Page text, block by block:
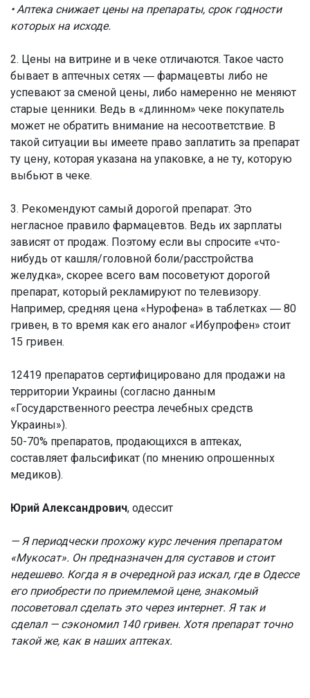
• Аптека снижает цены на препараты, срок годности
которых на исходе.
2. Цены на витрине и в чеке отличаются. Такое часто
бывает в аптечных сетях ― фармацевты либо не
успевают за сменой цены, либо намеренно не меняют
старые ценники. Ведь в «длинном» чеке покупатель
может не обратить внимание на несоответствие. В
такой ситуации вы имеете право заплатить за препарат
ту цену, которая указана на упаковке, а не ту, которую
выбьют в чеке.
3. Рекомендуют самый дорогой препарат. Это
негласное правило фармацевтов. Ведь их зарплаты
зависят от продаж. Поэтому если вы спросите «что-
нибудь от кашля/головной боли/расстройства
желудка», скорее всего вам посоветуют дорогой
препарат, который рекламируют по телевизору.
Например, средняя цена «Нурофена» в таблетках ― 80
гривен, в то время как его аналог «Ибупрофен» стоит
15 гривен.
12419 препаратов сертифицировано для продажи на
территории Украины (согласно данным
«Государственного реестра лечебных средств
Украины»).
50-70% препаратов, продающихся в аптеках,
составляет фальсификат (по мнению опрошенных
медиков).
Юрий Александрович, одессит
— Я периодчески прохожу курс лечения препаратом
«Мукосат». Он предназначен для суставов и стоит
недешево. Когда я в очередной раз искал, где в Одессе
его приобрести по приемлемой цене, знакомый
посоветовал сделать это через интернет. Я так и
сделал — сэкономил 140 гривен. Хотя препарат точно
такой же, как в наших аптеках.